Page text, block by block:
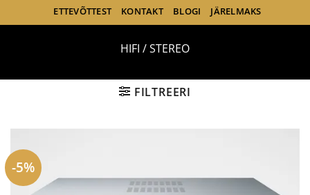
ETTEVÕTTEST KONTAKT BLOGI JÄRELMAKS
HIFI / STEREO
FILTREERI
-5%